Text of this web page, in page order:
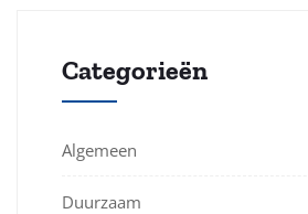
Categorieën
Algemeen
Duurzaam